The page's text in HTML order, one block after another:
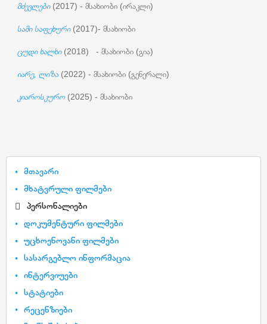
მძევლები (2017) - მსახიობი (ირაკლი)
სამი საფეხური(2017)- მსახიობი
ცუდი ხალხი (2018) - მსახიობი (გია)
იარე, ლიზა (2022) - მსახიობი (გენერალი)
კიაროსკურო (2025) - მსახიობი
მთავარი
მხატვრული ფილმები
პერსონალიები
დოკუმენტური ფილმები
უცხოენოვანი ფილმები
სასარგებლო ინფორმაცია
ინტერვიუები
სტატიები
რეცენზიები